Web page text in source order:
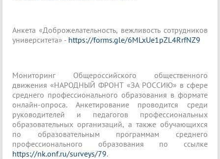
Анкета «Доброжелательность, вежливость сотрудников
университета» - https://forms.gle/6MLxUe1pZL4RrfNZ9
Мониторинг Общероссийского общественного
движения «НАРОДНЫЙ ФРОНТ «ЗА РОССИЮ» в сфере
среднего профессионального образования в формате
онлайн-опроса. Анкетирование проводится среди
руководителей и педагогов профессиональных
образовательных организаций, а также обучающихся
по образовательным программам среднего
профессионального образования по ссылке
https://nk.onf.ru/surveys/79.